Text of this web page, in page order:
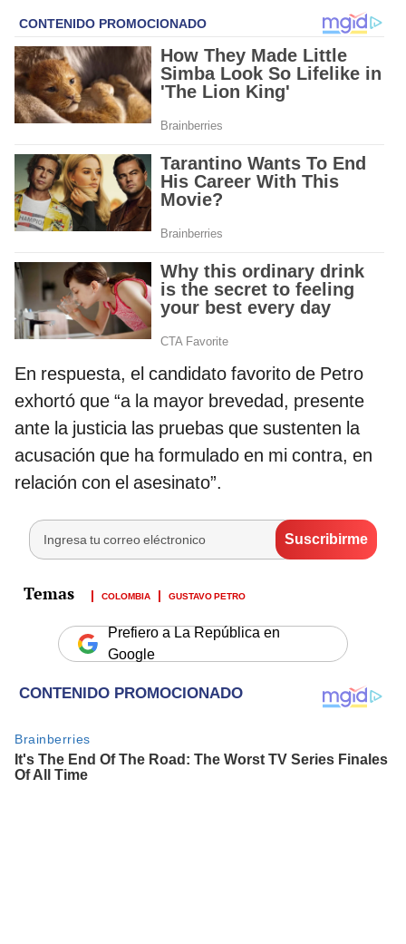
En respuesta, el candidato favorito de Petro
exhortó que “a la mayor brevedad, presente
ante la justicia las pruebas que sustenten la
acusación que ha formulado en mi contra, en
relación con el asesinato”.
COLOMBIA GUSTAVO PETRO
Prefiero a La República en
Google